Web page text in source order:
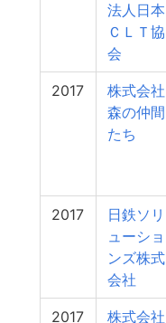
法人日本
ＣＬＴ協
会
2017
株式会社
森の仲間
たち
2017
日鉄ソリ
ューショ
ンズ株式
会社
2017
株式会社